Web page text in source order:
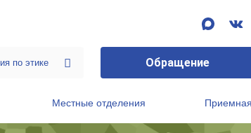
Обращение
Местные отделения Приемная